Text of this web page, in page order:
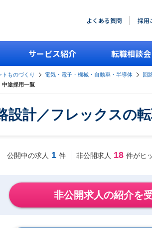
よくある質問 採用
サービス紹介 転職相談
ものづくり 電気・電子・機械・自動車・半導体 回
中途採用一覧
設計／フレックスの
公開中の求人 1 件 非公開求人 18 件がヒ
非公開求人の紹介を